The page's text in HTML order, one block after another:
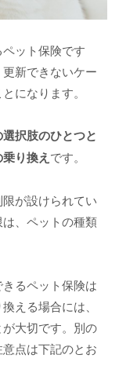
ット保険です
新できないケー
になります。
択肢のひとつと
り換え です。
が設けられてい
、ペットの種類
るペット保険は
える場合には、
大切です。別の
点は下記のとお